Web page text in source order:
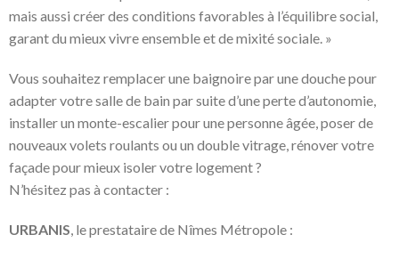
mais aussi créer des conditions favorables à l’équilibre social,
garant du mieux vivre ensemble et de mixité sociale. »
Vous souhaitez remplacer une baignoire par une douche pour
adapter votre salle de bain par suite d’une perte d’autonomie,
installer un monte-escalier pour une personne âgée, poser de
nouveaux volets roulants ou un double vitrage, rénover votre
façade pour mieux isoler votre logement ?
N’hésitez pas à contacter :
URBANIS, le prestataire de Nîmes Métropole :